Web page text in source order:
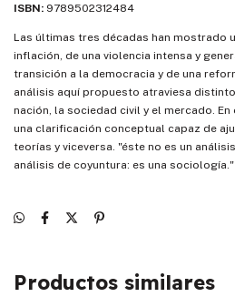
ISBN: 9789502312484
Las últimas tres décadas han mostrado
inflación, de una violencia intensa y
transición a la democracia y de una
análisis aquí propuesto atraviesa
nación, la sociedad civil y el mercado.
una clarificación conceptual capaz de
teorías y viceversa. "éste no es un
análisis de coyuntura: es una sociología."
Productos similares